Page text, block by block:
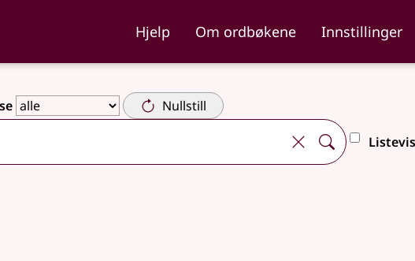
Hjelp Om ordbøkene Innstillinger
Nullstill